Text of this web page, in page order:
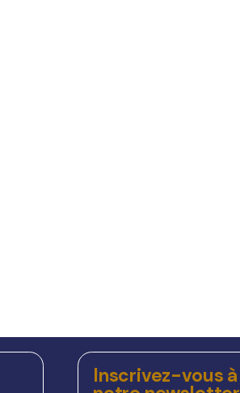
Inscrivez-vous à